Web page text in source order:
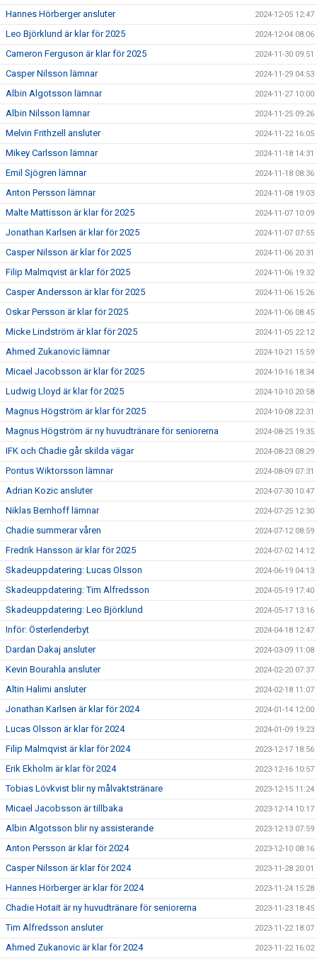
Hannes Hörberger ansluter 2024-12-05 12:47
Leo Björklund är klar för 2025 2024-12-04 08:06
Cameron Ferguson är klar för 2025 2024-11-30 09:51
Casper Nilsson lämnar 2024-11-29 04:53
Albin Algotsson lämnar 2024-11-27 10:00
Albin Nilsson lämnar 2024-11-25 09:26
Melvin Frithzell ansluter 2024-11-22 16:05
Mikey Carlsson lämnar 2024-11-18 14:31
Emil Sjögren lämnar 2024-11-18 08:36
Anton Persson lämnar 2024-11-08 19:03
Malte Mattisson är klar för 2025 2024-11-07 10:09
Jonathan Karlsen är klar för 2025 2024-11-07 07:55
Casper Nilsson är klar för 2025 2024-11-06 20:31
Filip Malmqvist är klar för 2025 2024-11-06 19:32
Casper Andersson är klar för 2025 2024-11-06 15:26
Oskar Persson är klar för 2025 2024-11-06 08:45
Micke Lindström är klar för 2025 2024-11-05 22:12
Ahmed Zukanovic lämnar 2024-10-21 15:59
Micael Jacobsson är klar för 2025 2024-10-16 18:34
Ludwig Lloyd är klar för 2025 2024-10-10 20:58
Magnus Högström är klar för 2025 2024-10-08 22:31
Magnus Högström är ny huvudtränare för seniorerna 2024-08-25 19:35
IFK och Chadie går skilda vägar 2024-08-23 08:29
Pontus Wiktorsson lämnar 2024-08-09 07:31
Adrian Kozic ansluter 2024-07-30 10:47
Niklas Bernhoff lämnar 2024-07-25 12:30
Chadie summerar våren 2024-07-12 08:59
Fredrik Hansson är klar för 2025 2024-07-02 14:12
Skadeuppdatering: Lucas Olsson 2024-06-19 04:13
Skadeuppdatering: Tim Alfredsson 2024-05-19 17:40
Skadeuppdatering: Leo Björklund 2024-05-17 13:16
Inför: Österlenderbyt 2024-04-18 12:47
Dardan Dakaj ansluter 2024-03-09 11:08
Kevin Bourahla ansluter 2024-02-20 07:37
Altin Halimi ansluter 2024-02-18 11:07
Jonathan Karlsen är klar för 2024 2024-01-14 12:00
Lucas Olsson är klar för 2024 2024-01-09 19:23
Filip Malmqvist är klar för 2024 2023-12-17 18:56
Erik Ekholm är klar för 2024 2023-12-16 10:57
Tobias Lövkvist blir ny målvaktstränare 2023-12-15 11:24
Micael Jacobsson är tillbaka 2023-12-14 10:17
Albin Algotsson blir ny assisterande 2023-12-13 07:59
Anton Persson är klar för 2024 2023-12-10 08:16
Casper Nilsson är klar för 2024 2023-11-28 20:01
Hannes Hörberger är klar för 2024 2023-11-24 15:28
Chadie Hotait är ny huvudtränare för seniorerna 2023-11-23 18:45
Tim Alfredsson ansluter 2023-11-22 18:07
Ahmed Zukanovic är klar för 2024 2023-11-22 16:02